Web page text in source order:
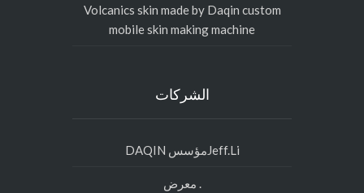
Volcanics skin made by Daqin custom
mobile skin making machine
الشركات